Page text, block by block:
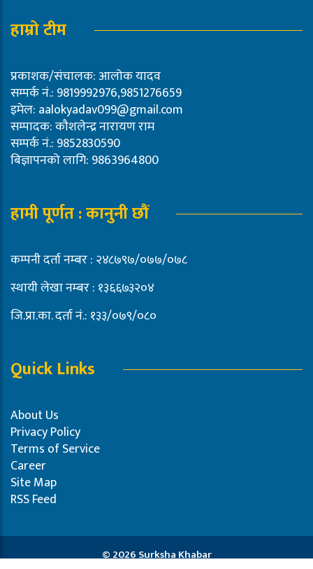
हाम्रो टीम
प्रकाशक/संचालक: आलोक यादव
सम्पर्क नं.: 9819992976,9851276659
इमेल: aalokyadav099@gmail.com
सम्पादक: कौशलेन्द्र नारायण राम
सम्पर्क नं.: 9852830590
बिज्ञापनको लागि: 9863964800
हामी पूर्णत : कानुनी छौं
कम्पनी दर्ता नम्बर : २४८७९७/०७७/०७८
स्थायी लेखा नम्बर : १३६६७३२०४
जि.प्रा.का. दर्ता नं.: १३३/०७९/०८०
Quick Links
About Us
Privacy Policy
Terms of Service
Career
Site Map
RSS Feed
© 2026 Surksha Khabar